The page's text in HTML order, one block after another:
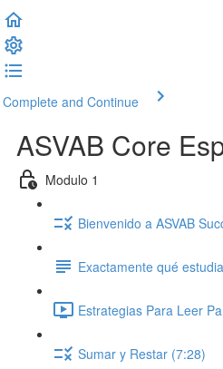
Complete and Continue
ASVAB Core
Modulo 1
Bienvenido a ASVAB
Exactamente qué
Estrategias Para Leer
Sumar y Restar (7:28)